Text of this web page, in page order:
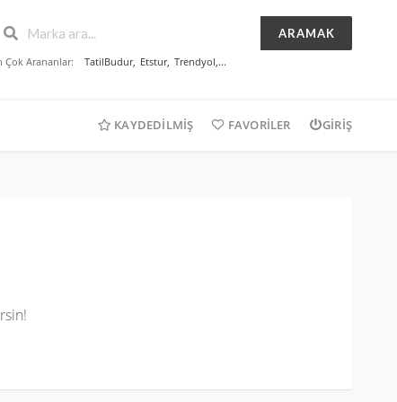
ARAMAK
Çok Arananlar: TatilBudur, Etstur, Trendyol,...
KAYDEDILMIŞ FAVORILER GIRIŞ